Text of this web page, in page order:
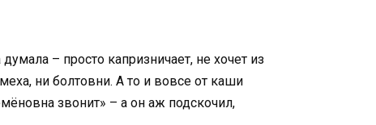
– просто капризничает, не хочет из
ни болтовни. А то и вовсе от каши
звонит» – а он аж подскочил,